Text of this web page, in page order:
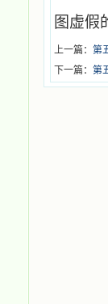
图虚假
上一篇： 第
下一篇： 第